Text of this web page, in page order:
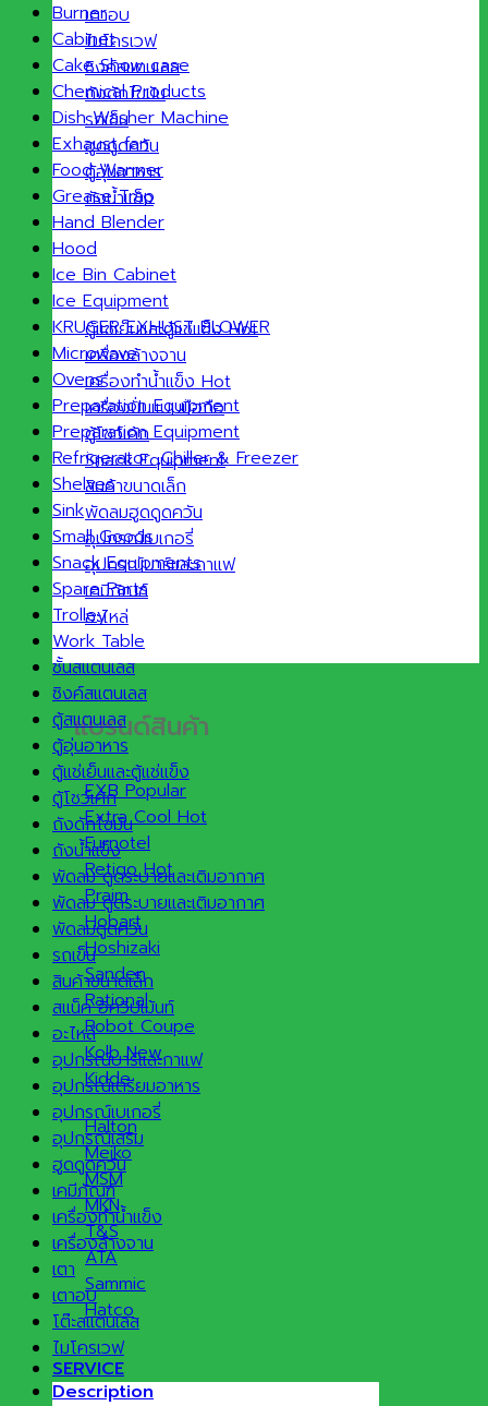
เตาอบ
ไมโครเวฟ
ซิงค์สแตนเลส
ถังดักไขมัน
รถเข็น
ฮูดดูดควัน
ตู้อุ่นอาหาร
ถังน้ำแข็ง
ตู้แช่เย็นและตู้แช่แข็ง
เครื่องล้างจาน
เครื่องทำน้ำแข็ง
เครื่องปั่นแบบมือถือ
ตู้โชว์เค้ก
Snack Equipment
สินค้าขนาดเล็ก
พัดลมฮูดดูดควัน
อุปกรณ์เบเกอรี่
อุปกรณ์บาร์และกาแฟ
เคมีภัณฑ์
อะไหล่
แบรนด์สินค้า
EXB
Extra Cool
Furnotel
Retigo
Praim
Hobart
Hoshizaki
Sanden
Rational
Robot Coupe
Kolb
Kidde
Halton
Meiko
MSM
MKN
T&S
ATA
Sammic
Hatco
SERVICE
Burner
Cabinet
Cake Show case
Chemical Products
Dish Washer Machine
Exhaust fan
Food Warmer
Grease Trap
Hand Blender
Hood
Ice Bin Cabinet
Ice Equipment
KRUGER EXHUST BLOWER
Microwave
Ovens
Preparation Equipment
Preparation Equipment
Refrigerator ,Chiller & Freezer
Shelves
Sink
Small Goods
Snack Equipments
Spare Parts
Trolley
Work Table
ชั้นสแตนเลส
ซิงค์สแตนเลส
ตู้สแตนเลส
ตู้อุ่นอาหาร
ตู้แช่เย็นและตู้แช่แข็ง
ตู้โชว์เค้ก
ถังดักไขมัน
ถังน้ำแข็ง
พัดลม ดูดระบายและเติมอากาศ
พัดลม ดูดระบายและเติมอากาศ
พัดลมดูดควัน
รถเข็น
สินค้าขนาดเล็ก
สแน็ค อีควิปเม้นท์
อะไหล่
อุปกรณ์บาร์และกาแฟ
อุปกรณ์เตรียมอาหาร
อุปกรณ์เบเกอรี่
อุปกรณ์เสริม
ฮูดดูดควัน
เคมีภัณฑ์
เครื่องทำน้ำแข็ง
เครื่องล้างจาน
เตา
เตาอบ
โต๊ะสแตนเลส
ไมโครเวฟ
Description